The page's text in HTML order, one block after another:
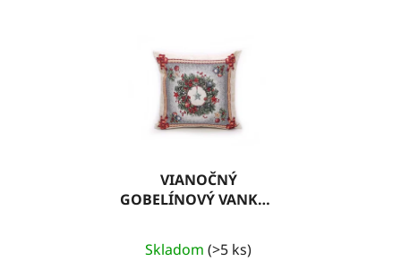
VIANOČNÝ
GOBELÍNOVÝ VANKÚŠ
Skladom (>5 ks)